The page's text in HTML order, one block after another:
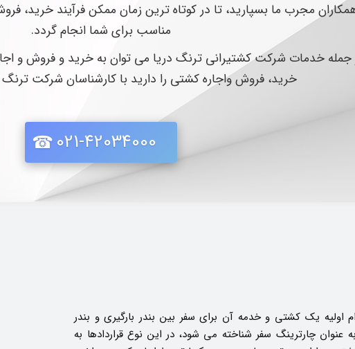
مجرب ما بسپارید، تا در کوتاه ترین زمان ممکن فرآیند خرید،
مناسب برای شما انجام گردد.
جمله خدمات شرکت کشتیرانی ترنگ دریا می توان به خرید و فروش و
خرید، فروش واجاره کشتی را دارید با کارشناسان شرکت
021-42034000
اولیه یک کشتی و خدمه آن برای سفر بین بندر بارگیری و بندر
عنوان چارترینگ سفر شناخته می شود، در این نوع قراردادها به